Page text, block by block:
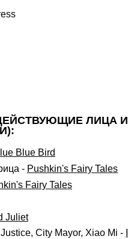
ЛИЦА И
Blue Bird
- Pushkin's Fairy Tales
Fairy Tales
Juliet
City Mayor, Xiao Mi -